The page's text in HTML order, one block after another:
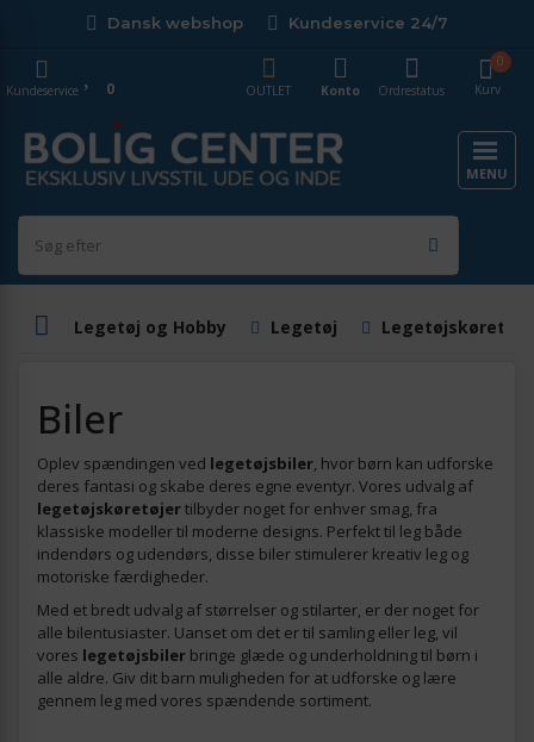
Dansk webshop Kundeservice 24/7
Kurv
0
OUTLET
Konto Ordrestatus
Kundeservice 0
MENU
Legetøj og Hobby Legetøj
Biler
Oplev spændingen ved legetøjsbiler, hvor børn kan udforske
deres fantasi og skabe deres egne eventyr. Vores udvalg af
legetøjskøretøjertilbyder noget for enhver smag, fra
klassiske modeller til moderne designs. Perfekt til leg både
indendørs og udendørs, disse biler stimulerer kreativ leg og
motoriske færdigheder.
Med et bredt udvalg af størrelser og stilarter, er der noget for
alle bilentusiaster. Uanset om det er til samling eller leg, vil
vores legetøjsbiler bringe glæde og underholdning til børn i
alle aldre. Giv dit barn muligheden for at udforske og lære
gennem leg med vores spændende sortiment.